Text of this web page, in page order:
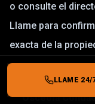
o consulte el
Llame para
exacta de la
Osceola
LLAME 24/